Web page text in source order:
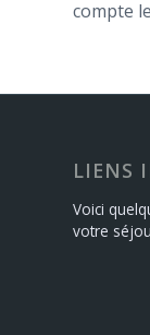
compte
LIENS
Voici
votre